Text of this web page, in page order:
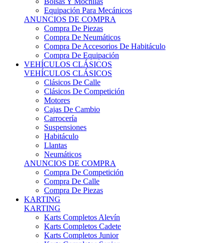
Equipación Para Mecánicos
ANUNCIOS DE COMPRA
Compra De Piezas
Compra De Neumáticos
Compra De Accesorios De Habitáculo
Compra De Equipación
VEHÍCULOS CLÁSICOS
VEHÍCULOS CLÁSICOS
Clásicos De Calle
Clásicos De Competición
Motores
Cajas De Cambio
Carrocería
Suspensiones
Habitáculo
Llantas
Neumáticos
ANUNCIOS DE COMPRA
Compra De Competición
Compra De Calle
Compra De Piezas
KARTING
KARTING
Karts Completos Alevín
Karts Completos Cadete
Karts Completos Junior